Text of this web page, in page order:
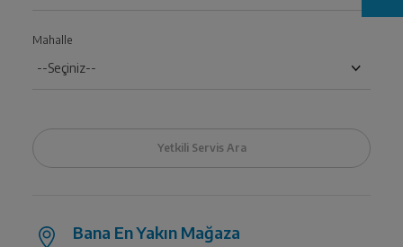
Mahalle
Bana En Yakın Mağaza